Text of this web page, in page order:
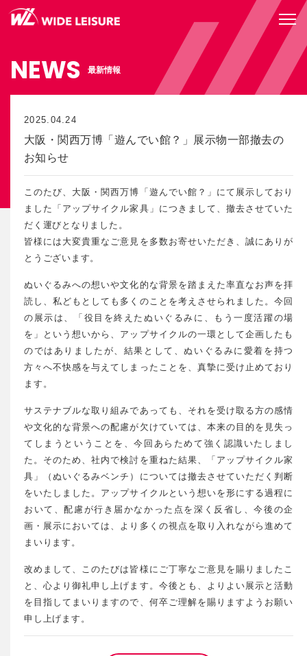
NEWS 最新情報
2025.04.24
大阪・関西万博「遊んでい館？」展示物一部撤去の
お知らせ
このたび、大阪・関西万博「遊んでい館？」にて展示しており
ました「アップサイクル家具」につきまして、撤去させていた
だく運びとなりました。
皆様には大変貴重なご意見を多数お寄せいただき、誠にありが
とうございます。
ぬいぐるみへの想いや文化的な背景を踏まえた率直なお声を拝
読し、私どもとしても多くのことを考えさせられました。今回
の展示は、「役目を終えたぬいぐるみに、もう一度活躍の場
を」という想いから、アップサイクルの一環として企画したも
のではありましたが、結果として、ぬいぐるみに愛着を持つ
方々へ不快感を与えてしまったことを、真摯に受け止めており
ます。
サステナブルな取り組みであっても、それを受け取る方の感情
や文化的な背景への配慮が欠けていては、本来の目的を見失っ
てしまうということを、今回あらためて強く認識いたしまし
た。そのため、社内で検討を重ねた結果、「アップサイクル家
具」（ぬいぐるみベンチ）については撤去させていただく判断
をいたしました。アップサイクルという想いを形にする過程に
おいて、配慮が行き届かなかった点を深く反省し、今後の企
画・展示においては、より多くの視点を取り入れながら進めて
まいります。
改めまして、このたびは皆様にご丁寧なご意見を賜りましたこ
と、心より御礼申し上げます。今後とも、よりよい展示と活動
を目指してまいりますので、何卒ご理解を賜りますようお願い
申し上げます。